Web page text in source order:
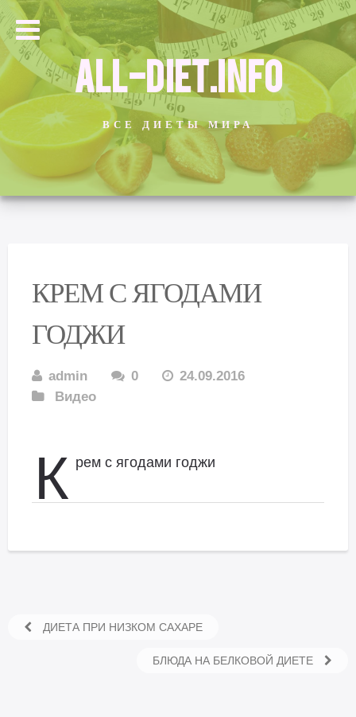
ALL-DIET.INFO
ВСЕ ДИЕТЫ МИРА
КРЕМ С ЯГОДАМИ
ГОДЖИ
admin 0
24.09.2016
Видео
К рем с ягодами годжи
ДИЕТА ПРИ НИЗКОМ САХАРЕ
БЛЮДА НА БЕЛКОВОЙ ДИЕТЕ